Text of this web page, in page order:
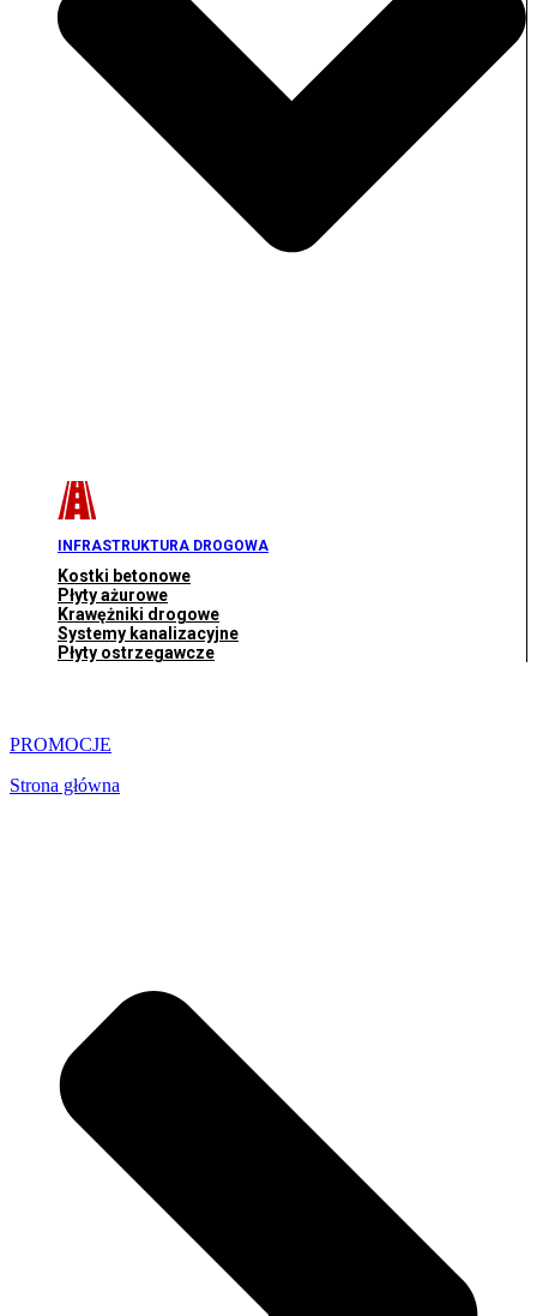
INFRASTRUKTURA DROGOWA
Kostki betonowe
Płyty ażurowe
Krawężniki drogowe
Systemy kanalizacyjne
Płyty ostrzegawcze
PROMOCJE
Strona główna